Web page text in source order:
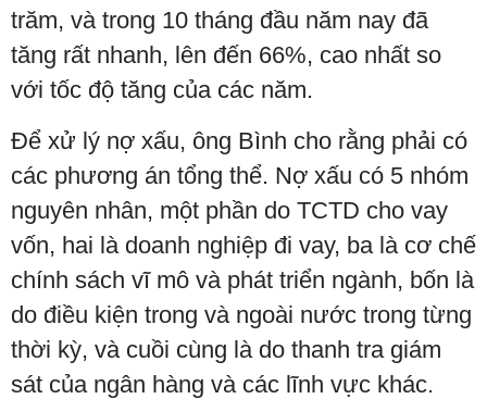
trăm, và trong 10 tháng đầu năm nay đã
tăng rất nhanh, lên đến 66%, cao nhất so
với tốc độ tăng của các năm.
Để xử lý nợ xấu, ông Bình cho rằng phải có
các phương án tổng thể. Nợ xấu có 5 nhóm
nguyên nhân, một phần do TCTD cho vay
vốn, hai là doanh nghiệp đi vay, ba là cơ chế
chính sách vĩ mô và phát triển ngành, bốn là
do điều kiện trong và ngoài nước trong từng
thời kỳ, và cuồi cùng là do thanh tra giám
sát của ngân hàng và các lĩnh vực khác.